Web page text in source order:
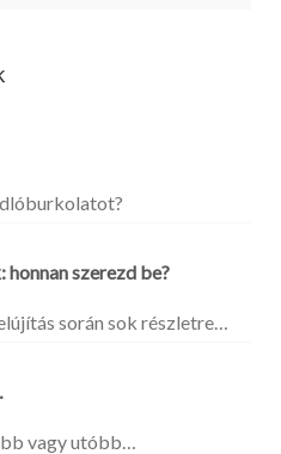
szerezd be?
során sok részletre…
vagy utóbb…